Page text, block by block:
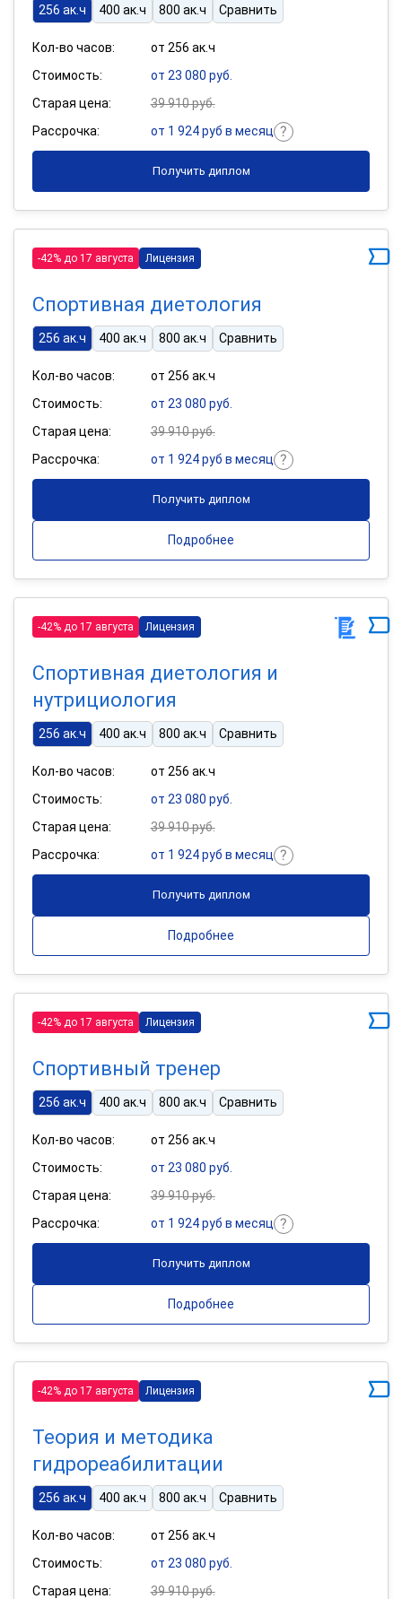
256 ак.ч 400 ак.ч 800 ак.ч Сравнить
Кол-во часов:
от 256 ак.ч
Стоимость:
от 23 080 руб.
Старая цена:
39 910 руб.
Рассрочка:
от 1 924 руб в месяц
Получить диплом
-42% до 17 августа Лицензия
Спортивная диетология
256 ак.ч 400 ак.ч 800 ак.ч Сравнить
Кол-во часов:
от 256 ак.ч
Стоимость:
от 23 080 руб.
Старая цена:
39 910 руб.
Рассрочка:
от 1 924 руб в месяц
Получить диплом
Подробнее
-42% до 17 августа Лицензия
Спортивная диетология и
нутрициология
256 ак.ч 400 ак.ч 800 ак.ч Сравнить
Кол-во часов:
от 256 ак.ч
Стоимость:
от 23 080 руб.
Старая цена:
39 910 руб.
Рассрочка:
от 1 924 руб в месяц
Получить диплом
Подробнее
-42% до 17 августа Лицензия
Спортивный тренер
256 ак.ч 400 ак.ч 800 ак.ч Сравнить
Кол-во часов:
от 256 ак.ч
Стоимость:
от 23 080 руб.
Старая цена:
39 910 руб.
Рассрочка:
от 1 924 руб в месяц
Получить диплом
Подробнее
-42% до 17 августа Лицензия
Теория и методика
гидрореабилитации
256 ак.ч 400 ак.ч 800 ак.ч Сравнить
Кол-во часов:
от 256 ак.ч
Стоимость:
от 23 080 руб.
Старая цена:
39 910 руб.